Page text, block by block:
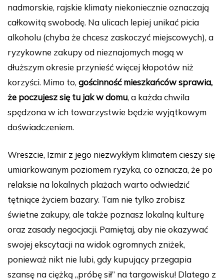
nadmorskie, rajskie klimaty niekoniecznie oznaczają
całkowitą swobodę. Na ulicach lepiej unikać picia
alkoholu (chyba że chcesz zaskoczyć miejscowych), a
ryzykowne zakupy od nieznajomych mogą w
dłuższym okresie przynieść więcej kłopotów niż
korzyści. Mimo to, gościnność mieszkańców sprawia,
że poczujesz się tu jak w domu, a każda chwila
spędzona w ich towarzystwie będzie wyjątkowym
doświadczeniem.
Wreszcie, Izmir z jego niezwykłym klimatem cieszy się
umiarkowanym poziomem ryzyka, co oznacza, że po
relaksie na lokalnych plażach warto odwiedzić
tętniące życiem bazary. Tam nie tylko zrobisz
świetne zakupy, ale także poznasz lokalną kulturę
oraz zasady negocjacji. Pamiętaj, aby nie okazywać
swojej ekscytacji na widok ogromnych zniżek,
ponieważ nikt nie lubi, gdy kupujący przegapia
szansę na ciężką „próbę sił” na targowisku! Dlatego z